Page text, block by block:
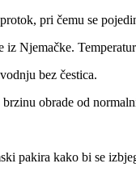
pri čemu se
Njemačke.
bez čestica.
obrade od
pakira kako bi se